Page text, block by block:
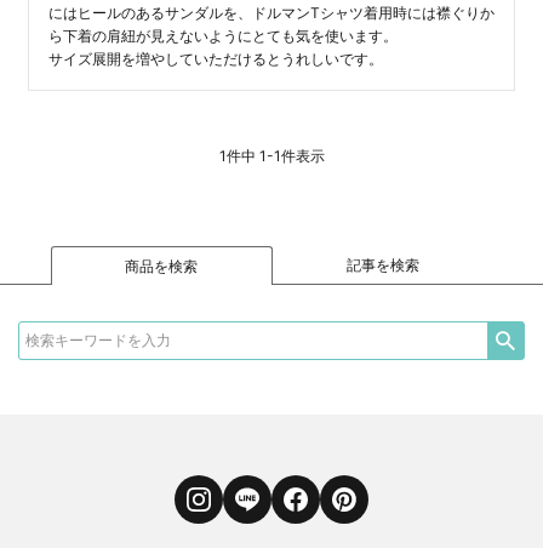
にはヒールのあるサンダルを、ドルマンTシャツ着用時には襟ぐりか
ら下着の肩紐が見えないようにとても気を使います。
サイズ展開を増やしていただけるとうれしいです。
1件中 1-1件表示
商品を検索 記事を検索
InstagramLINE FacebookPinterest